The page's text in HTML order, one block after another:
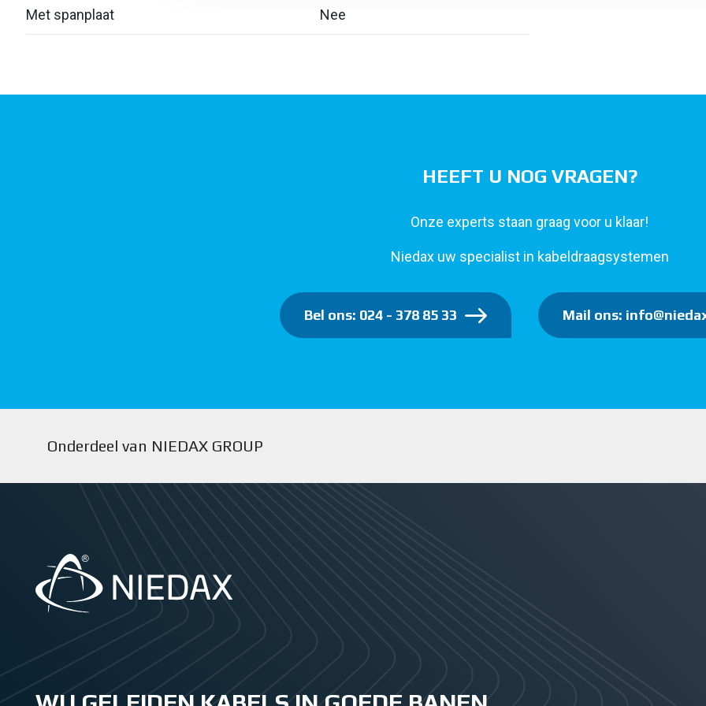
Met spanplaat Nee
HEEFT U NOG VRAGEN?
Onze experts staan graag voor u klaar!
Niedax uw specialist in kabeldraagsystemen
Bel ons: 024 - 378 85 33 Mail ons:
Onderdeel van NIEDAX GROUP